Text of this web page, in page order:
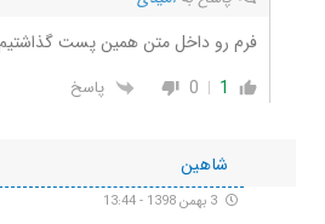
فرم رو داخل متن همین پست گذاشتیم،
1
0 پاسخ
شاهین